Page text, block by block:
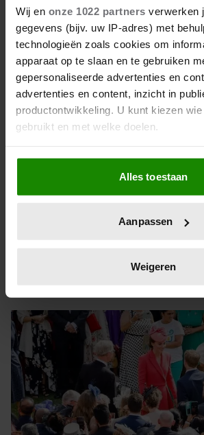
Wij en onze 1022 partners verwerken
gegevens (bijv. uw IP-adres) met
technologieën zoals cookies om
apparaat op te slaan en te gebruiken
gepersonaliseerde advertenties en
advertenties en content, inzicht in
productontwikkeling. U kunt kiezen
gebruikt en met welke doelen.
Als u het toestaat, willen we ook graag:
Informatie verzamelen over uw
locatie, die tot een paar meter
scannen op specifieke
verwerkt en stel uw voorkeuren in het
intrekken in de Cookieverklaring.
We gebruiken cookies om content en
personaliseren, om functies voor social
en om ons websiteverkeer te
informatie over uw gebruik van onze
partners voor social media,
partners kunnen deze gegevens
informatie die u aan ze heeft verstrekt
Alles toestaan
Aanpassen
Weigeren
SPANJE NOEMT
WESSEXEN
Gevolgen nog onbekend.